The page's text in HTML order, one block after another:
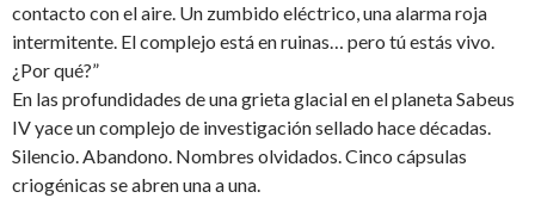
contacto con el aire. Un zumbido eléctrico, una alarma roja
intermitente. El complejo está en ruinas… pero tú estás vivo.
¿Por qué?”
En las profundidades de una grieta glacial en el planeta Sabeus
IV yace un complejo de investigación sellado hace décadas.
Silencio. Abandono. Nombres olvidados. Cinco cápsulas
criogénicas se abren una a una.